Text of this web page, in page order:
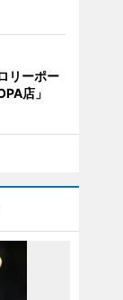
リーポー
店」